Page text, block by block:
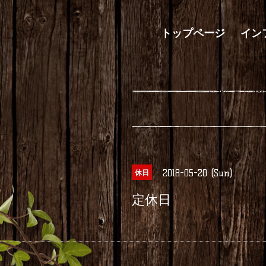
トップページ イン
休日 2018-05-20 (Sun)
定休日